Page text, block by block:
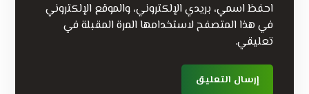
احفظ اسمي، بريدي الإلكتروني، والموقع الإلكتروني
في هذا المتصفح لاستخدامها المرة المقبلة في
تعليقي.